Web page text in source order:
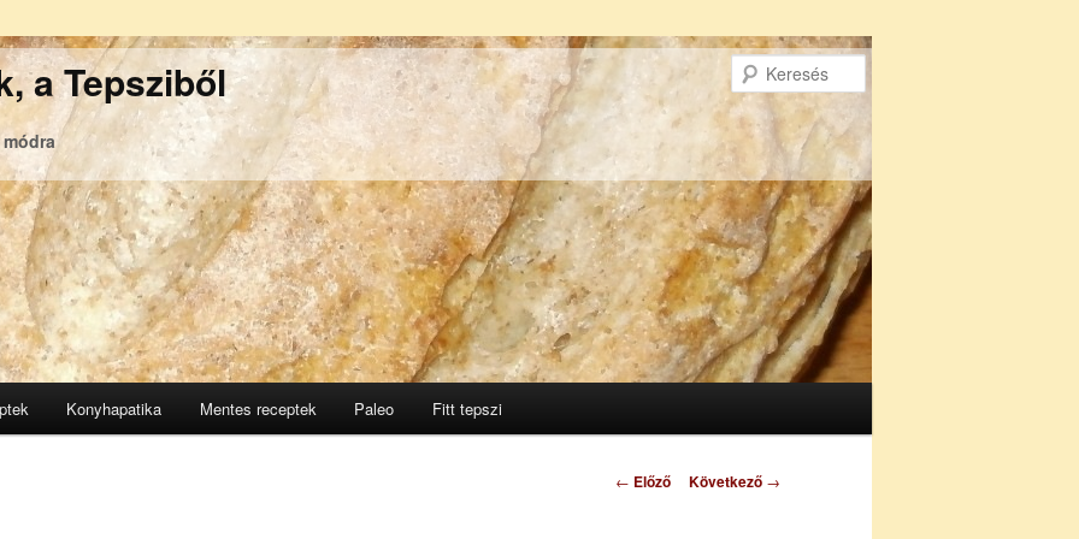
a Tepsziből
Konyhapatika Mentes receptek Paleo Fitt tepszi
Bejegyzés
← Előző Következő →